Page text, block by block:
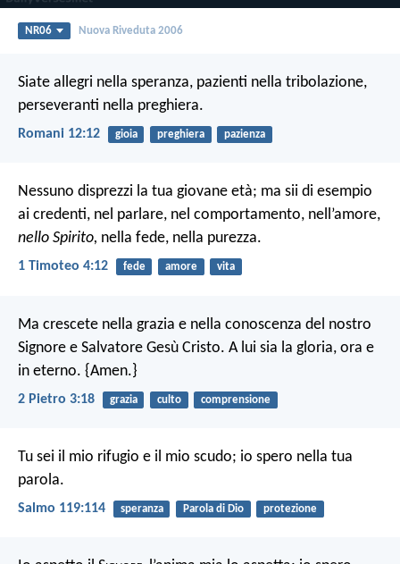
NR06 Nuova Riveduta 2006
Siate allegri nella speranza, pazienti nella tribolazione,
perseveranti nella preghiera.
Romani 12:12 gioia preghiera pazienza
Nessuno disprezzi la tua giovane età; ma sii di esempio
ai credenti, nel parlare, nel comportamento, nell’amore,
nello Spirito, nella fede, nella purezza.
1 Timoteo 4:12 fede amore vita
Ma crescete nella grazia e nella conoscenza del nostro
Signore e Salvatore Gesù Cristo. A lui sia la gloria, ora e
in eterno. {Amen.}
2 Pietro 3:18 grazia culto comprensione
Tu sei il mio rifugio e il mio scudo; io spero nella tua
parola.
Salmo 119:114 speranza Parola di Dio protezione